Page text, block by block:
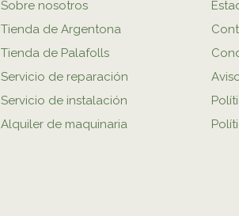
Sobre nosotros
Tienda de Argentona
Tienda de Palafolls
Servicio de reparación
Servicio de instalación
Alquiler de maquinaria